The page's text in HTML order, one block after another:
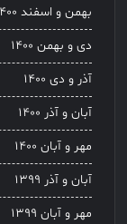
بهمن و اسفند ۱۴۰۰
دی و بهمن ۱۴۰۰
آذر و دی ۱۴۰۰
آبان و آذر ۱۴۰۰
مهر و آبان ۱۴۰۰
آبان و آذر ۱۳۹۹
مهر و آبان ۱۳۹۹